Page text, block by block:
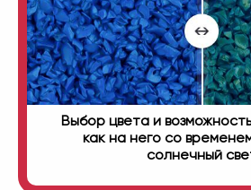
Выбор цвета и
как на него со
солнечный